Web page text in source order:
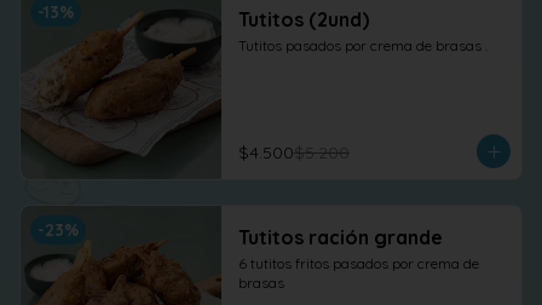
-13% Tutitos (2und)
Tutitos pasados por crema de brasas .
$4.500$5.200
-23% Tutitos ración grande
6 tutitos fritos pasados por crema de
brasas